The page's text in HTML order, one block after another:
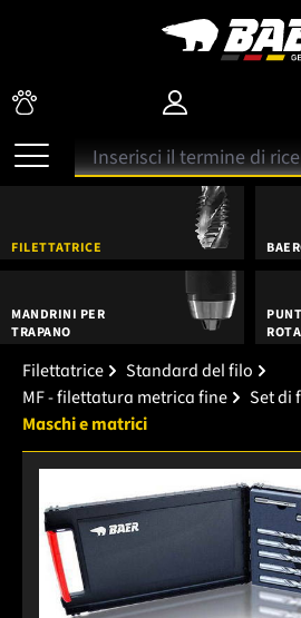
FILETTATRICE
MANDRINI PER
TRAPANO
Filettatrice
Standard del filo
MF - filettatura metrica fine
Set di
Maschi e matrici
Salta la galleria di immagini